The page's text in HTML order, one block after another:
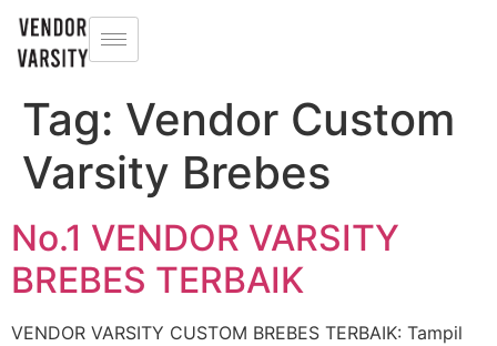
Tag: Vendor Custom
Varsity Brebes
No.1 VENDOR VARSITY
BREBES TERBAIK
VENDOR VARSITY CUSTOM BREBES TERBAIK: Tampil